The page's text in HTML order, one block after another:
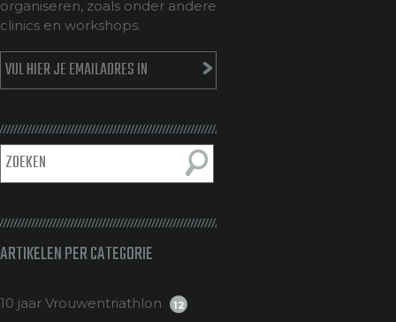
organiseren, zoals onder andere
clinics en workshops.
ARTIKELEN PER CATEGORIE
10 jaar Vrouwentriathlon 12